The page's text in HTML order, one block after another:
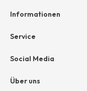
Informationen
Hilfe & Kontakt
Retoure
AGB
Service
Geschenkgutscheine
Größentabelle
Social Media
Über uns